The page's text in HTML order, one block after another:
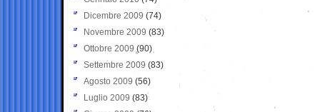
Dicembre 2009 (74)
Novembre 2009 (83)
Ottobre 2009 (90)
Settembre 2009 (83)
Agosto 2009 (56)
Luglio 2009 (83)